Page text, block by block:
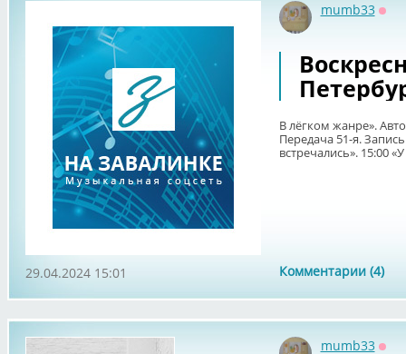
mumb33
В лёгком жанре».
Передача 51-я.
встречались». 15:00
Комментарии (4)
29.04.2024 15:01
mumb33